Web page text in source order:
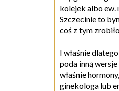
kolejek albo
Szczecinie to
coś z tym
I właśnie
poda inną
właśnie
ginekologa lub